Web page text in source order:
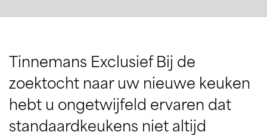
Tinnemans Exclusief Bij de
zoektocht naar uw nieuwe keuken
hebt u ongetwijfeld ervaren dat
standaardkeukens niet altijd